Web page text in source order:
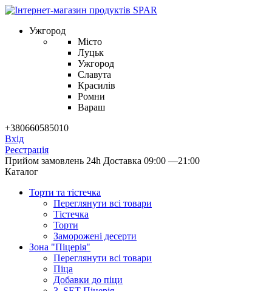
Ужгород
Місто
Луцьк
Ужгород
Славута
Красилів
Ромни
Вараш
+380660585010
Вхід
Реєстрація
Прийом замовлень 24h Доставка 09:00 —21:00
Каталог
Торти та тістечка
Переглянути всі товари
Тістечка
Торти
Заморожені десерти
Зона "Піцерія"
Переглянути всі товари
Піца
Добавки до піци